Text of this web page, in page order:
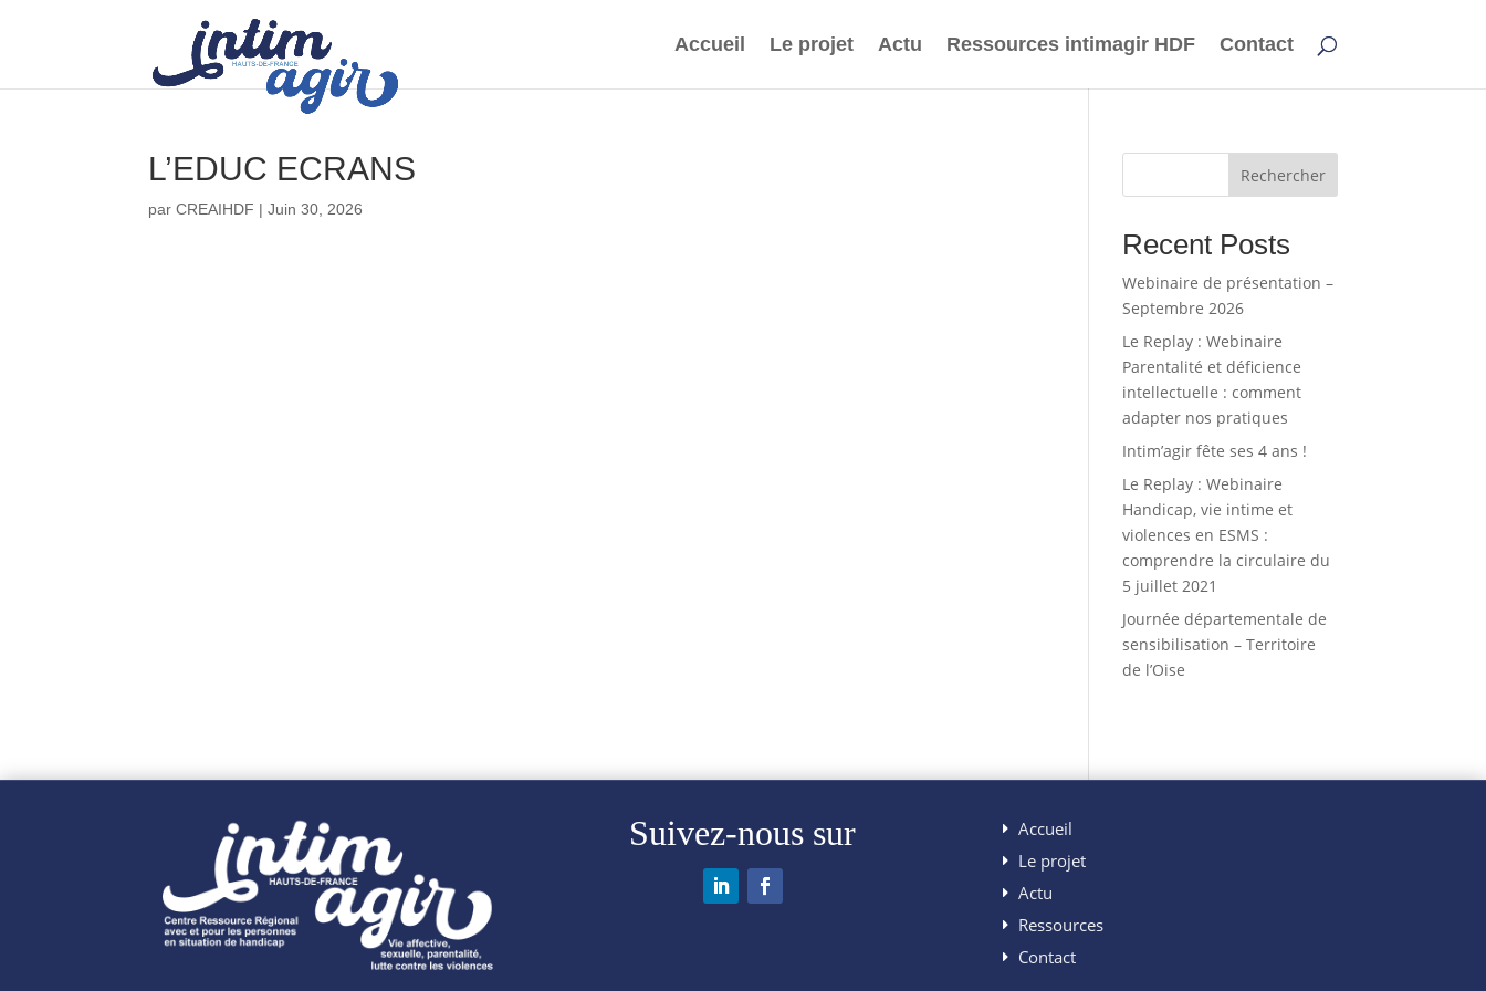
Accueil Le projet Actu Ressources intimagir HDF Contact
L’EDUC ECRANS
parCREAIHDF |Juin 30, 2026
Rechercher
Recent Posts
Webinaire de présentation –
Septembre 2026
Le Replay : Webinaire
Parentalité et déficience
intellectuelle : comment
adapter nos pratiques
Intim’agir fête ses 4 ans !
Le Replay : Webinaire
Handicap, vie intime et
violences en ESMS :
comprendre la circulaire du
5 juillet 2021
Journée départementale de
sensibilisation – Territoire
de l’Oise
Suivez-nous sur
Accueil
Le projet
Actu
Ressources
Contact